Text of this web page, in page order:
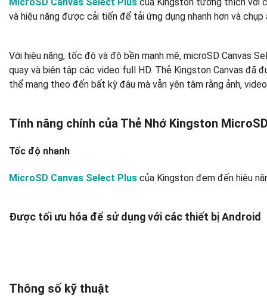
và hiệu năng được cải tiến để tải ứng dụng nhanh hơn và
Với hiệu năng, tốc độ và độ bền mạnh mẽ, microSD Canvas
quay và biên tập các video full HD. Thẻ Kingston Canvas đã
thể mang theo đến bất kỳ đâu mà vẫn yên tâm rằng ảnh,
Tính năng chính của Thẻ Nhớ Kingston
Tốc độ nhanh
MicroSD Canvas Select Plus của Kingston đem đến hiệu
Được tối ưu hóa để sử dụng với các thiết bị Android
Thông số kỹ thuật